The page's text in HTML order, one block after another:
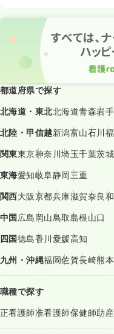
都道府県で探す
北海道・東北北海道青森岩手
北陸・甲信越新潟富山石川
関東東京神奈川埼玉千葉茨城
東海愛知岐阜静岡三重
関西大阪京都兵庫滋賀奈良
中国 広島 岡山鳥取島根山口
四国徳島香川 愛媛高知
九州・沖縄福岡佐賀長崎熊本
職種で探す
正看護師准看護師保健師助